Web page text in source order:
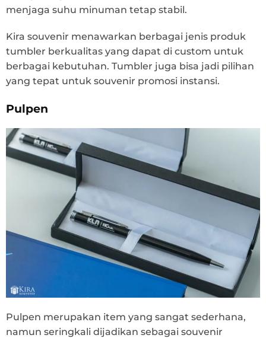
menjaga suhu minuman tetap stabil.
Kira souvenir menawarkan berbagai jenis produk
tumbler berkualitas yang dapat di custom untuk
berbagai kebutuhan. Tumbler juga bisa jadi pilihan
yang tepat untuk souvenir promosi instansi.
Pulpen
Pulpen merupakan item yang sangat sederhana,
namun seringkali dijadikan sebagai souvenir